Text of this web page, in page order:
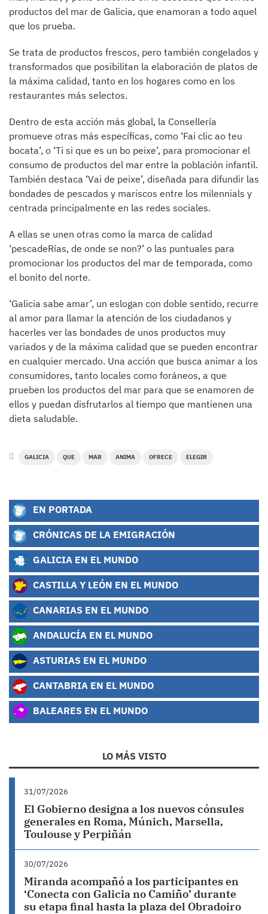
productos del mar de Galicia, que enamoran a todo aquel
que los prueba.
Se trata de productos frescos, pero también congelados y
transformados que posibilitan la elaboración de platos de
la máxima calidad, tanto en los hogares como en los
restaurantes más selectos.
Dentro de esta acción más global, la Consellería
promueve otras más específicas, como ‘Fai clic ao teu
bocata’, o ‘Ti si que es un bo peixe’, para promocionar el
consumo de productos del mar entre la población infantil.
También destaca ‘Vai de peixe’, diseñada para difundir las
bondades de pescados y mariscos entre los milennials y
centrada principalmente en las redes sociales.
A ellas se unen otras como la marca de calidad
‘pescadeRías, de onde se non?’ o las puntuales para
promocionar los productos del mar de temporada, como
el bonito del norte.
‘Galicia sabe amar’, un eslogan con doble sentido, recurre
al amor para llamar la atención de los ciudadanos y
hacerles ver las bondades de unos productos muy
variados y de la máxima calidad que se pueden encontrar
en cualquier mercado. Una acción que busca animar a los
consumidores, tanto locales como foráneos, a que
prueben los productos del mar para que se enamoren de
ellos y puedan disfrutarlos al tiempo que mantienen una
dieta saludable.
GALICIA QUE MAR ANIMA OFRECE ELEGIR
EN PORTADA
CRÓNICAS DE LA EMIGRACIÓN
GALICIA EN EL MUNDO
CASTILLA Y LEÓN EN EL MUNDO
CANARIAS EN EL MUNDO
ANDALUCÍA EN EL MUNDO
ASTURIAS EN EL MUNDO
CANTABRIA EN EL MUNDO
BALEARES EN EL MUNDO
LO MÁS VISTO
31/07/2026
El Gobierno designa a los nuevos cónsules
generales en Roma, Múnich, Marsella,
Toulouse y Perpiñán
30/07/2026
Miranda acompañó a los participantes en
‘Conecta con Galicia no Camiño’ durante
su etapa final hasta la plaza del Obradoiro